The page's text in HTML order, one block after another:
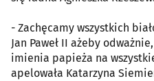
- Zachęcamy wszystkich
Jan Paweł II ażeby
imienia papieża na
apelowała Katarzyna